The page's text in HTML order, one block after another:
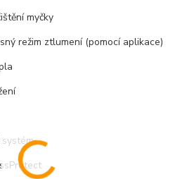
myčky
režim ztlumení (pomocí aplikace)